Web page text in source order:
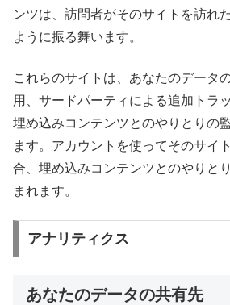
ンツは、訪問者がそのサイトを訪れ
ように振る舞います。
これらのサイトは、あなたのデータ
用、サードパーティによる追加トラ
埋め込みコンテンツとのやりとりの
ます。アカウントを使ってそのサイ
合、埋め込みコンテンツとのやりと
まれます。
アナリティクス
あなたのデータの共有先